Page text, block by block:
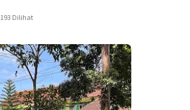
193 Dilihat